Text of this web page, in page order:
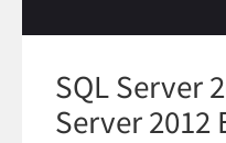
SQL Server
Server